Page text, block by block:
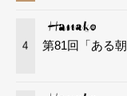
4 第81回「ある